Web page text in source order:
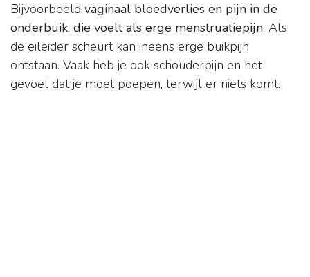
Bijvoorbeeld vaginaal bloedverlies en pijn in de
onderbuik, die voelt als erge menstruatiepijn. Als
de eileider scheurt kan ineens erge buikpijn
ontstaan. Vaak heb je ook schouderpijn en het
gevoel dat je moet poepen, terwijl er niets komt.